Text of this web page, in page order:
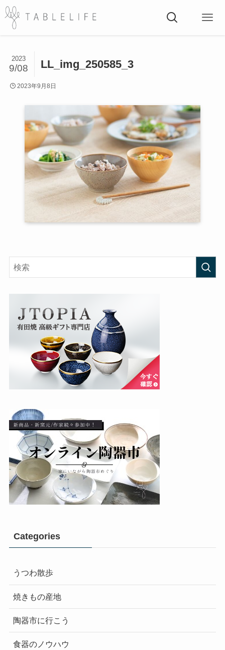
LL_img_250585_3
2023
9/08
2023年9月8日
Categories
うつわ散歩
焼きもの産地
陶器市に行こう
食器のノウハウ